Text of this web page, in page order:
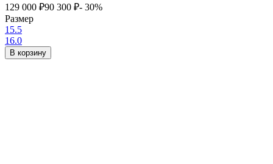
129 000 ₽90 300 ₽- 30%
Размер
15.5
16.0
В корзину